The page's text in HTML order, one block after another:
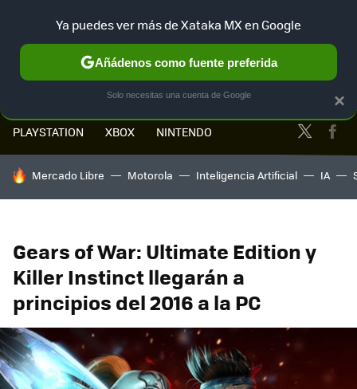
PLAYSTATION XBOX NINTENDO Twitter
HOY SE HABLA DE
Mercado Libre Motorola Inteligencia Artificial IA
Gears of War: Ultimate Edition y
Killer Instinct llegarán a
principios del 2016 a la PC
×
Ya puedes ver más de Xataka MX en Google
Añádenos como fuente preferida
Solo necesitas una cuenta de Google